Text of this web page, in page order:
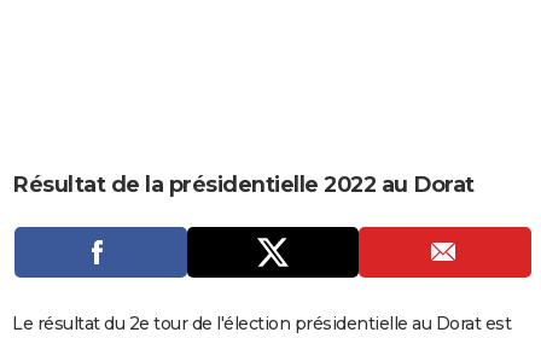
CARTE DE VOEUX
DICTIONNAIRE
Dictionnaire
Biographies
Expressions
Proverbes
PROGRAMME TV
COPAINS D'AVANT
Résultat de la présidentielle 2022 au Dorat
Le résultat du 2e tour de l'élection présidentielle au Dorat est